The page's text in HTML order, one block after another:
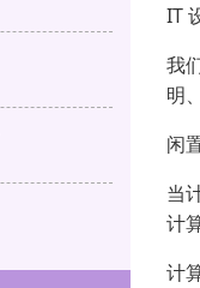
IT
我
明
闲
当
计
计